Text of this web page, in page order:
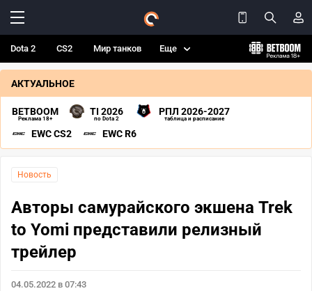
Dota 2 CS2 Мир танков Еще
АКТУАЛЬНОЕ
BETBOOM
Реклама 18+
TI 2026
по Dota 2
РПЛ 2026-2027
таблица и расписание
EWC CS2 EWC R6
Новость
Авторы самурайского экшена Trek
to Yomi представили релизный
трейлер
04.05.2022 в 07:43